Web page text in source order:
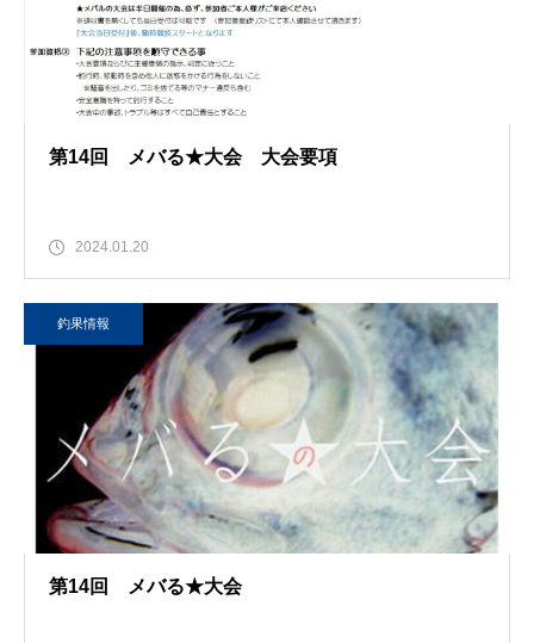
第14回 メバる★大会 大会要項
2024.01.20
釣果情報
第14回 メバる★大会